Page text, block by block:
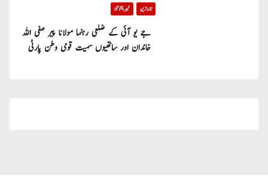
تازہ ترین خیبر پختونخوا
جے یو آئی کے ضلعی رہنما مولانا پیر صفی اللہ
خاندان اور ساتھیوں سمیت قومی وطن پارٹی